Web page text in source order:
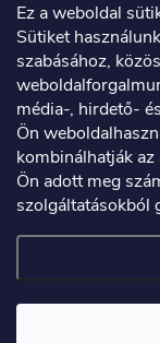
Ez a weboldal
Sütiket
szabásához,
média-, hirdető-
Ön
kombinálhatják
Ön adott meg
szolgáltatásokból
Copyright